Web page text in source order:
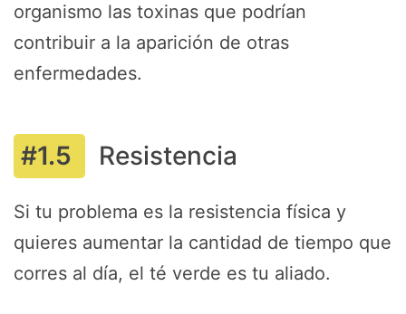
organismo las toxinas que podrían
contribuir a la aparición de otras
enfermedades.
Resistencia
Si tu problema es la resistencia física y
quieres aumentar la cantidad de tiempo que
corres al día, el té verde es tu aliado.